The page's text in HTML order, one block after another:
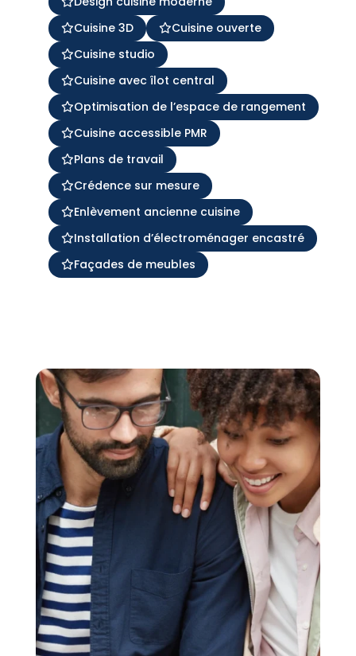
Cuisine 3D
Cuisine ouverte
Cuisine studio
Cuisine avec îlot central
Optimisation de l’espace de rangement
Cuisine accessible PMR
Plans de travail
Crédence sur mesure
Enlèvement ancienne cuisine
Installation d’électroménager encastré
Façades de meubles